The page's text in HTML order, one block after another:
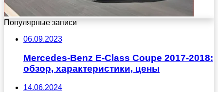
Популярные записи
06.09.2023
Mercedes-Benz E-Class Coupe 2017-2018:
обзор, характеристики, цены
14.06.2024